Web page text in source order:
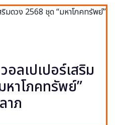
ลเปเปอร์เสริม
หาโภคทรัพย์”
าภ